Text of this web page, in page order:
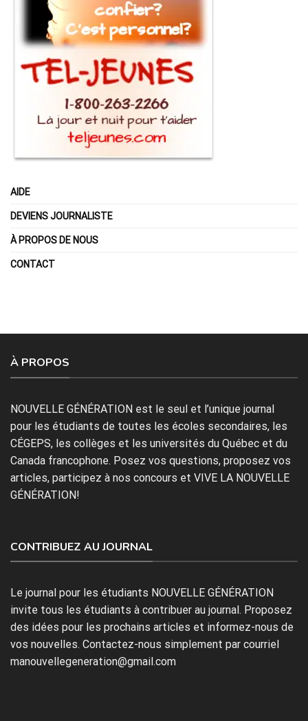
AIDE
DEVIENS JOURNALISTE
À PROPOS DE NOUS
CONTACT
À PROPOS
NOUVELLE GÉNÉRATION est le seul et l’unique journal
pour les étudiants de toutes les écoles secondaires, les
CÉGEPS, les collèges et les universités du Québec et du
Canada francophone. Posez vos questions, proposez vos
articles, participez à nos concours et VIVE LA NOUVELLE
GÉNÉRATION!
CONTRIBUEZ AU JOURNAL
Le journal pour les étudiants NOUVELLE GÉNÉRATION
invite tous les étudiants à contribuer au journal. Proposez
des idées pour les prochains articles et informez-nous de
vos nouvelles. Contactez-nous simplement par courriel
manouvellegeneration@gmail.com